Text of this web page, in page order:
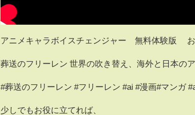
アニメキャラボイスチェンジャー 無料体験版 お
葬送のフリーレン 世界の吹き替え、海外と日本の
#葬送のフリーレン #フリーレン #ai #漫画#マンガ
少しでもお役に立てれば、